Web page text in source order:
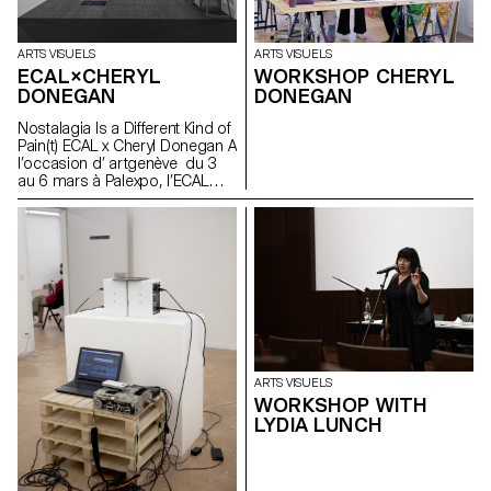
ARTS VISUELS
ECAL×CHERYL
DONEGAN
Nostalagia Is a Different Kind of
Pain(t) ECAL x Cheryl Donegan A
l’occasion d’ artgenève du 3
au 6 mars à Palexpo, l’ECAL
présente des projets
d’étudiant·e·s en Bachelor Arts
Visuels réalisés à l’occasion
américaine Cheryl Donegan .
Initié dans le cadre d'une
collaboration avec la Fondation
Art & Vie, dont la mission
s’articule autour du textile, cet
atelier avait pour objectif le
croisement entre les objets du
quotidien, la subversion des
processus artisanaux et les
gestes reproductifs. Réalisée
par des étudiant·e·s de la
première à la troisième année,
la sélection des œuvres
ARTS VISUELS
WORKSHOP CHERYL
DONEGAN
ARTS VISUELS
WORKSHOP WITH
LYDIA LUNCH